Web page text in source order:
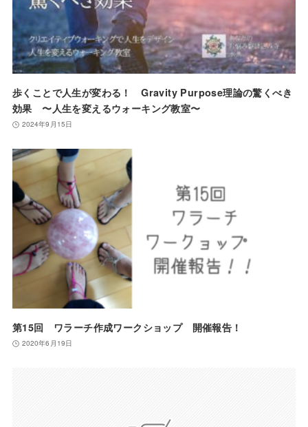
歩くことで人生が変わる！ Gravity Purpose理論の驚くべき
効果 〜人生を変えるウォーキング教室〜
2024年9月15日
第15回 ワラーチ作成ワークショップ 開催報告！
2020年6月19日